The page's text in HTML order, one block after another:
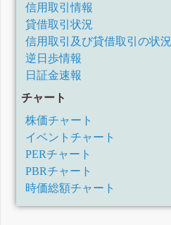
信用取引情報
貸借取引状況
信用取引及び貸借取引の状況
逆日歩情報
日証金速報
チャート
株価チャート
イベントチャート
PERチャート
PBRチャート
時価総額チャート